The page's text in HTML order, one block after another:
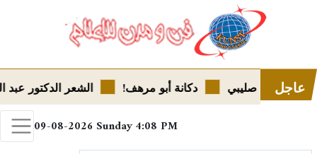
عاجلليلى صليبي دكانة أبو مرهف!
الشعر الدكتور عبد
09-08-2026 Sunday4:08 PM